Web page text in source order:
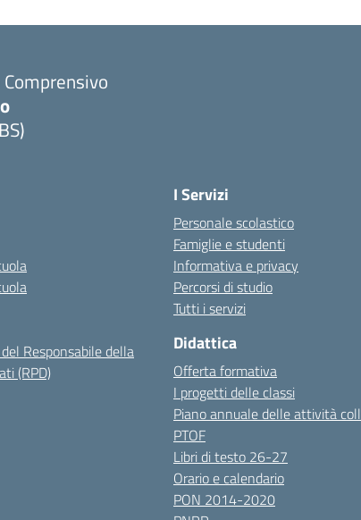
Responsabile della
(RPD)
I Servizi
Personale scolastico
Famiglie e studenti
Informativa e privacy
Percorsi di studio
Tutti i servizi
Didattica
Offerta formativa
I progetti delle classi
Piano annuale delle attività
PTOF
Libri di testo 26-27
Orario e calendario
PON 2014-2020